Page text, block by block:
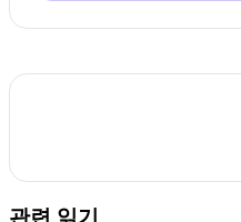
관련 읽기